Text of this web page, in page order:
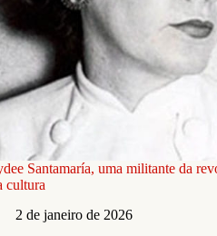
Santamaría, uma militante da
cultura
2 de janeiro de 2026